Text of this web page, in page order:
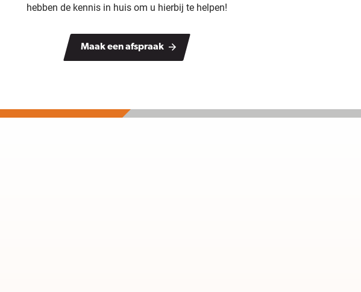
hebben de kennis in huis om u hierbij te helpen!
Maak een afspraak